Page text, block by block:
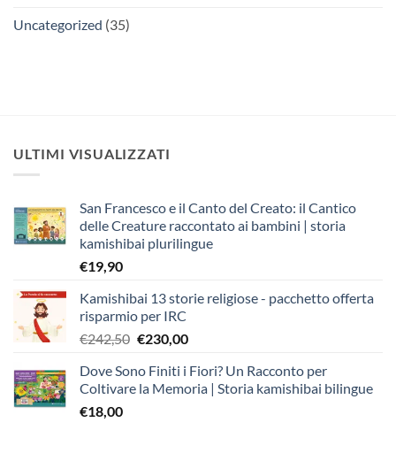
Uncategorized (35)
ULTIMI VISUALIZZATI
San Francesco e il Canto del Creato: il Cantico
delle Creature raccontato ai bambini | storia
kamishibai plurilingue
€19,90
Kamishibai 13 storie religiose - pacchetto offerta
risparmio per IRC
€242,50 Il
originale
era:
€230,00Il
attuale
è:
Dove Sono Finiti i Fiori? Un Racconto per
Coltivare la Memoria | Storia kamishibai bilingue
€18,00